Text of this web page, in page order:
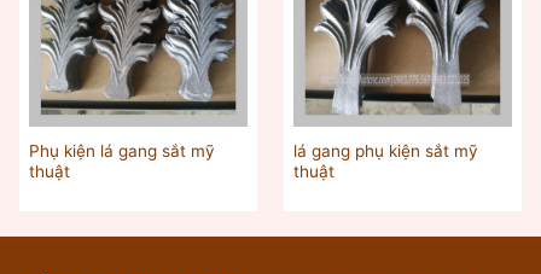
Phụ kiện lá gang sắt mỹ
thuật
lá gang phụ kiện sắt mỹ
thuật